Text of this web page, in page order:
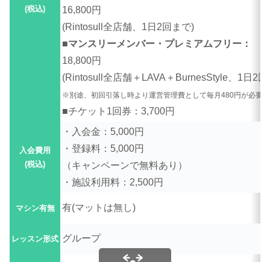
(税込)
16,800円
(Rintosull全店舗、1日2回まで)
■マンスリーメンバー・プレミアムフリー：
18,800円
(Rintosull全店舗＋LAVA＋BurnesStyle、1日2回
※別途、初回引落し時より運営管理費として毎月480円が必要
■チケット1回券：3,700円
入会費用
(税込)
・入会金：5,000円
・登録料：5,000円
（キャンペーンで無料あり）
・施設利用料：2,500円
マシン有無 有(マットは無し)
レッスン形式 グループ